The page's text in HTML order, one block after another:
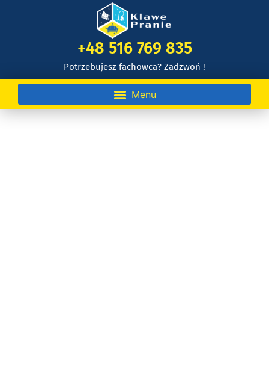
+48 516 769 835
Potrzebujesz fachowca? Zadzwoń !